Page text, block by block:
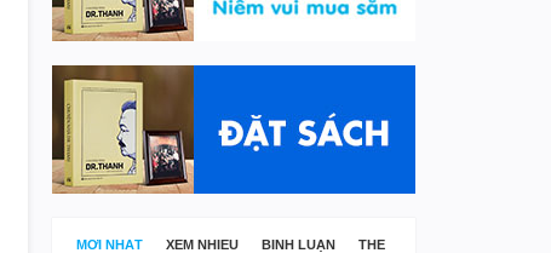
MỚI NHẤT XEM NHIỀU BÌNH LUẬN THẺ